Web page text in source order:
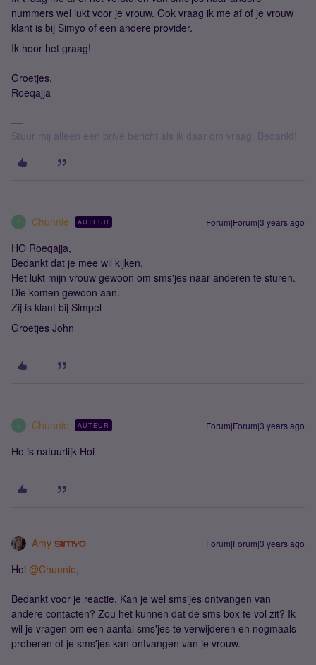
nummers wel lukt voor je vrouw. Ook vraag ik me af of je vrouw
klant is bij Simyo of een andere provider.
Ik hoor het graag!
Groetjes,
Roeqajja
Stuur mij alleen een privé bericht als ik daar om vraag. Bedankt!
C Chunnie AUTEUR Forum|Forum|3 years ago
HO Roeqajja,
Bedankt dat je mee wil kijken.
Het lukt mijn vrouw gewoon om sms'jes naar anderen te sturen.
Die komen gewoon aan.
Zij is klant bij Simpel
Groetjes John
C Chunnie AUTEUR Forum|Forum|3 years ago
Ho is natuurlijk Hoi
Amy Forum|Forum|3 years ago
Hoi @Chunnie,
Bedankt voor je reactie. Kan je wel sms'jes ontvangen van
andere contacten? Zou het kunnen dat de sms box te vol zit? Ik
wil je vragen om een aantal sms'jes te verwijderen en nogmaals
proberen of je sms'jes kan ontvangen van je vrouw.